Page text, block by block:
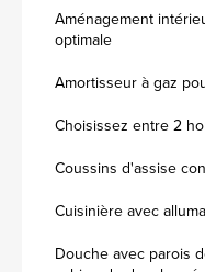
Aménagement
optimale
Amortisseur à gaz
Choisissez entre 2
Coussins d'assise
Cuisinière avec
Douche avec parois